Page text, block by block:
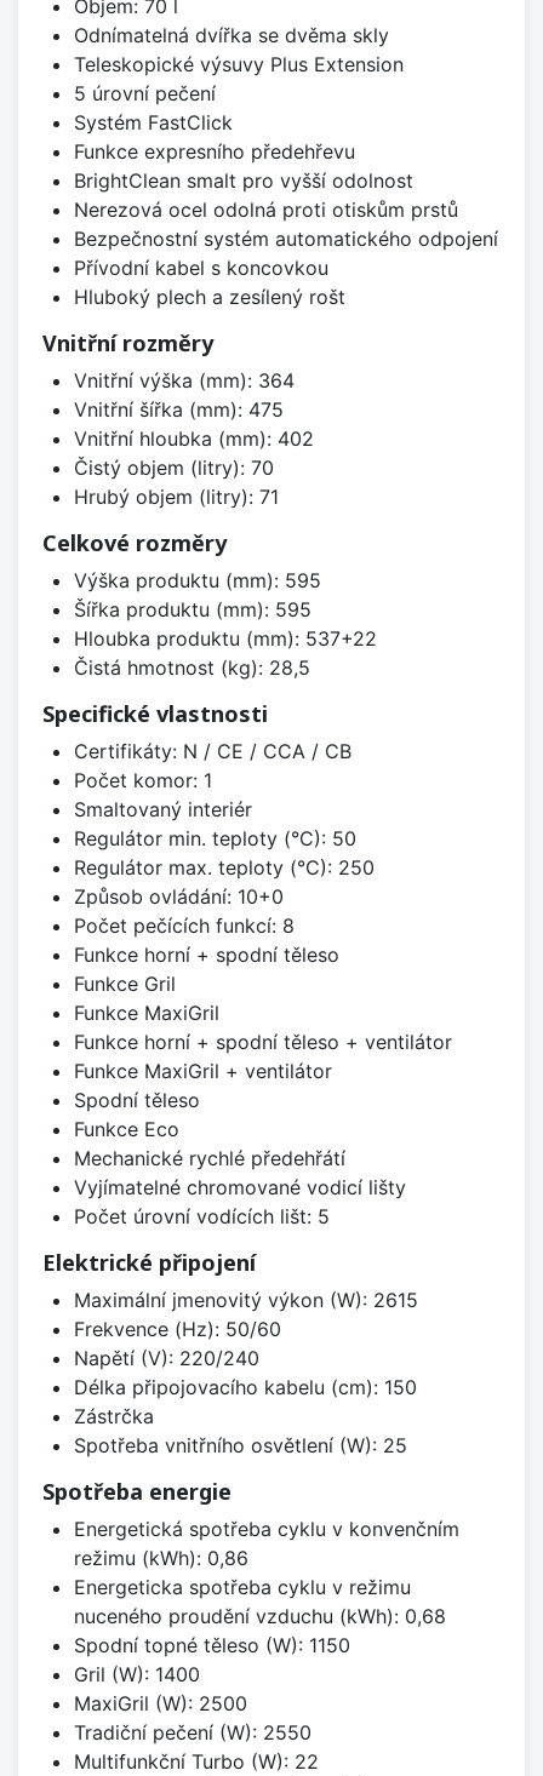
Objem: 70 l
Odnímatelná dvířka se dvěma skly
Teleskopické výsuvy Plus Extension
5 úrovní pečení
Systém FastClick
Funkce expresního předehřevu
BrightClean smalt pro vyšší odolnost
Nerezová ocel odolná proti otiskům prstů
Bezpečnostní systém automatického odpojení
Přívodní kabel s koncovkou
Hluboký plech a zesílený rošt
Vnitřní rozměry
Vnitřní výška (mm): 364
Vnitřní šířka (mm): 475
Vnitřní hloubka (mm): 402
Čistý objem (litry): 70
Hrubý objem (litry): 71
Celkové rozměry
Výška produktu (mm): 595
Šířka produktu (mm): 595
Hloubka produktu (mm): 537+22
Čistá hmotnost (kg): 28,5
Specifické vlastnosti
Certifikáty: N / CE / CCA / CB
Počet komor: 1
Smaltovaný interiér
Regulátor min. teploty (°C): 50
Regulátor max. teploty (°C): 250
Způsob ovládání: 10+0
Počet pečících funkcí: 8
Funkce horní + spodní těleso
Funkce Gril
Funkce MaxiGril
Funkce horní + spodní těleso + ventilátor
Funkce MaxiGril + ventilátor
Spodní těleso
Funkce Eco
Mechanické rychlé předehřátí
Vyjímatelné chromované vodicí lišty
Počet úrovní vodících lišt: 5
Elektrické připojení
Maximální jmenovitý výkon (W): 2615
Frekvence (Hz): 50/60
Napětí (V): 220/240
Délka připojovacího kabelu (cm): 150
Zástrčka
Spotřeba vnitřního osvětlení (W): 25
Spotřeba energie
Energetická spotřeba cyklu v konvenčním
režimu (kWh): 0,86
Energeticka spotřeba cyklu v režimu
nuceného proudění vzduchu (kWh): 0,68
Spodní topné těleso (W): 1150
Gril (W): 1400
MaxiGril (W): 2500
Tradiční pečení (W): 2550
Multifunkční Turbo (W): 22